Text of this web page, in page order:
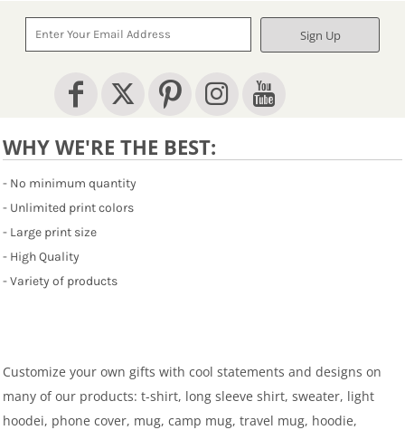
Sign Up
WHY WE'RE THE BEST:
- No minimum quantity
- Unlimited print colors
- Large print size
- High Quality
- Variety of products
Customize your own gifts with cool statements and designs on
many of our products: t-shirt, long sleeve shirt, sweater, light
hoodei, phone cover, mug, camp mug, travel mug, hoodie,